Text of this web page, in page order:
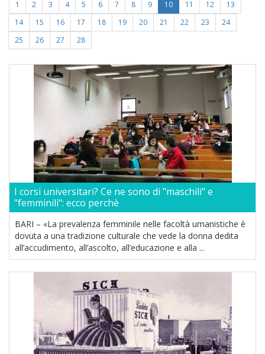
1 2 3 4 5 6 7 8 9 10 11 12
13
14
15 16 17 18 19 20 21 22 23
24
25
26 27 28
I corsi universitari? Ce ne sono di "maschili" e
"femminili": ecco perchè
BARI – «La prevalenza femminile nelle facoltà umanistiche è
dovuta a una tradizione culturale che vede la donna dedita
all’accudimento, all’ascolto, all’educazione e alla ...